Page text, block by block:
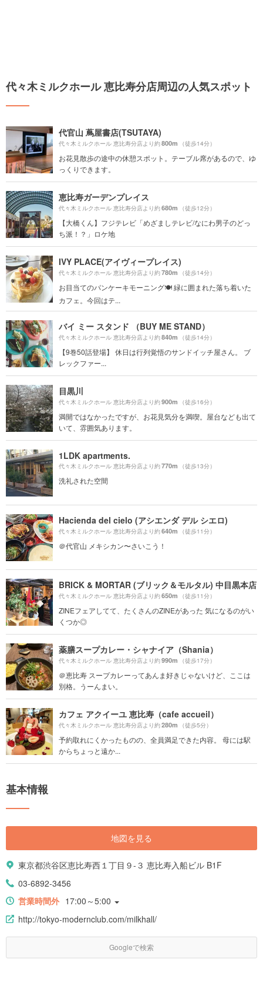
代々木ミルクホール 恵比寿分店周辺の人気スポット
代官山 蔦屋書店(TSUTAYA)
代々木ミルクホール 恵比寿分店より約800m （徒歩14分）
お花見散歩の途中の休憩スポット。テーブル席があるので、ゆ
っくりできます。
恵比寿ガーデンプレイス
代々木ミルクホール 恵比寿分店より約680m （徒歩12分）
【大橋くん】フジテレビ「めざましテレビ/なにわ男子のどっ
ち派！？」ロケ地
IVY PLACE(アイヴィープレイス)
代々木ミルクホール 恵比寿分店より約780m （徒歩14分）
お目当てのパンケーキモーニング🍽 緑に囲まれた落ち着いた
カフェ。今回はテ...
バイ ミー スタンド （BUY ME STAND）
代々木ミルクホール 恵比寿分店より約840m （徒歩14分）
【9巻50話登場】 休日は行列覚悟のサンドイッチ屋さん。 ブ
レックファー...
目黒川
代々木ミルクホール 恵比寿分店より約900m （徒歩16分）
満開ではなかったですが、お花見気分を満喫。屋台なども出て
いて、雰囲気あります。
1LDK apartments.
代々木ミルクホール 恵比寿分店より約770m （徒歩13分）
洗礼された空間
Hacienda del cielo (アシエンダ デル シエロ)
代々木ミルクホール 恵比寿分店より約640m （徒歩11分）
＠代官山 メキシカン〜さいこう！
BRICK & MORTAR (ブリック＆モルタル) 中目黒本店
代々木ミルクホール 恵比寿分店より約650m （徒歩11分）
ZINEフェアしてて、たくさんのZINEがあった 気になるのがい
くつか◎
薬膳スープカレー・シャナイア（Shania）
代々木ミルクホール 恵比寿分店より約990m （徒歩17分）
＠恵比寿 スープカレーってあんま好きじゃないけど、ここは
別格。うーんまい。
カフェ アクイーユ 恵比寿（cafe accueil）
代々木ミルクホール 恵比寿分店より約280m （徒歩5分）
予約取れにくかったものの、全員満足できた内容。 母には駅
からちょっと遠か...
基本情報
地図を見る
東京都渋谷区恵比寿西１丁目９-３ 恵比寿入船ビル B1F
03-6892-3456
営業時間外 17:00～5:00
http://tokyo-modernclub.com/milkhall/
Googleで検索